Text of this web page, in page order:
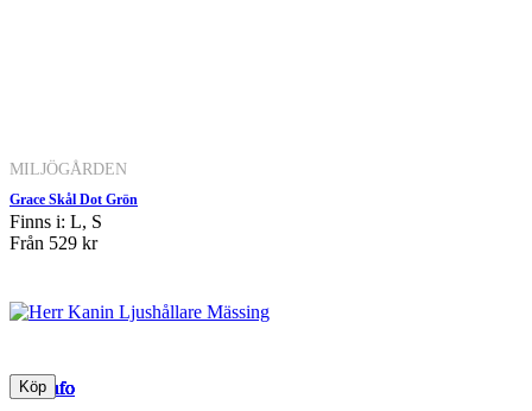
Mer info
Mer info
Mer info
Mer info
Mer info
MILJÖGÅRDEN
Grace Skål Dot Grön
Finns i: L, S
Från 529 kr
Mer info
Mer info